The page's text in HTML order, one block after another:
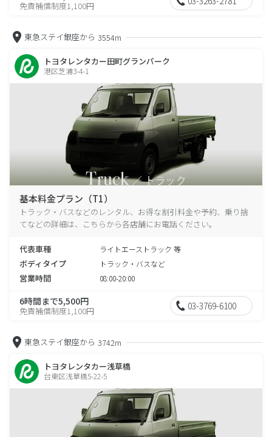
免責補償制度1,100円
東急ステイ銀座から 3554m
トヨタレンタカー田町グランパーク
港区芝浦3-4-1
基本料金プラン（T1）
トラック・バスなどのレンタル、お得な割引料金や予約、乗り捨
てなどの詳細は、こちらから各店舗にお電話ください。
代表車種 ライトエーストラック 等
ボディタイプ トラック・バスなど
営業時間 08:00-20:00
6時間まで5,500円
免責補償制度1,100円 03-3769-6100
東急ステイ銀座から 3742m
トヨタレンタカー浅草橋
台東区浅草橋5-22-5